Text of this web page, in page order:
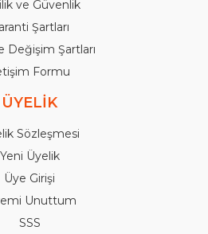
ve Güvenlik
Şartları
Değişim Şartları
Formu
ÜYELİK
Sözleşmesi
Yeni Üyelik
Üye Girişi
Unuttum
SSS